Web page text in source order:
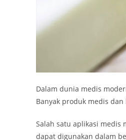
Dalam dunia medis
Banyak produk medis
Salah satu aplikasi medis
dapat digunakan dalam